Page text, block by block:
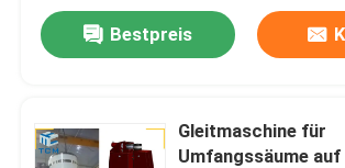
Bestpreis
Gleitmaschine für
Umfangssäume auf